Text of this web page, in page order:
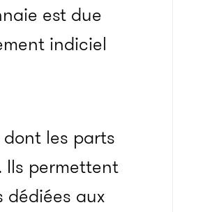
est due
indiciel
dont les parts
Ils permettent
dédiées aux